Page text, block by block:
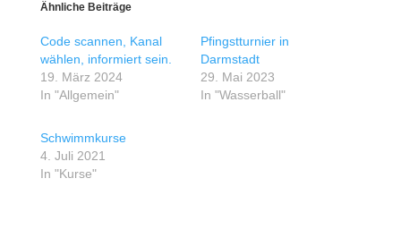
Ähnliche Beiträge
Code scannen, Kanal
wählen, informiert sein.
19. März 2024
In "Allgemein"
Pfingstturnier in
Darmstadt
29. Mai 2023
In "Wasserball"
Schwimmkurse
4. Juli 2021
In "Kurse"